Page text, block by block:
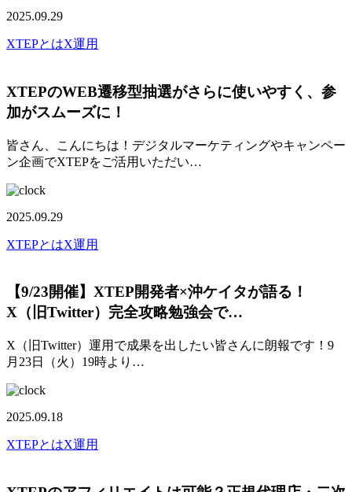
2025.09.29
XTEPとはX運用
XTEPのWEB遷移型抽選がさらに使いやすく、参
加がスムーズに！
皆さん、こんにちは！デジタルマーケティングやキャンペー
ン企画でXTEPをご活用いただい…
2025.09.29
XTEPとはX運用
【9/23開催】XTEP開発者×沖ケイタが語る！
X（旧Twitter）完全攻略勉強会で…
X（旧Twitter）運用で成果を出したい皆さんに朗報です！9
月23日（火）19時より…
2025.09.18
XTEPとはX運用